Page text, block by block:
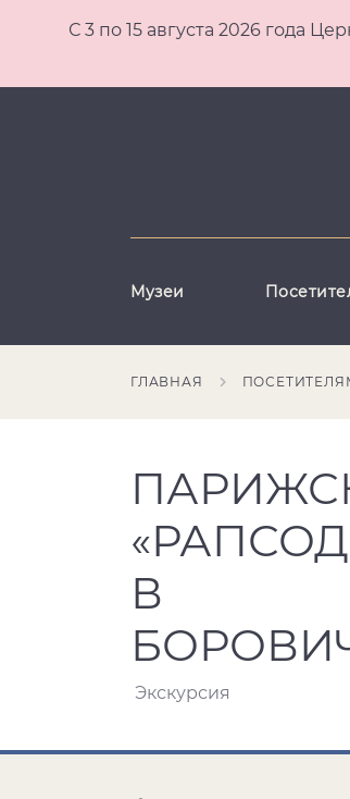
С 3 по 15 августа 2026 года
Музеи
ГЛАВНАЯ
В
Экскурсия